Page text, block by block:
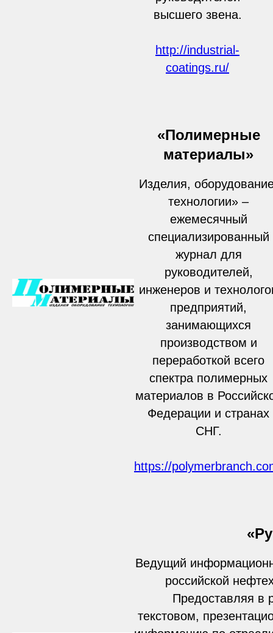
высшего звена.
http://industrial-
coatings.ru/
«Полимерные
материалы»
Изделия,
технологии» –
ежемесячный
специализированный
журнал для
руководителей,
инженеров и
предприятий,
занимающихся
производством и
переработкой всего
спектра полимерных
материалов в
Федерации и странах
СНГ.
https://
Ведущий
российской
Предоставляя в
текстовом,